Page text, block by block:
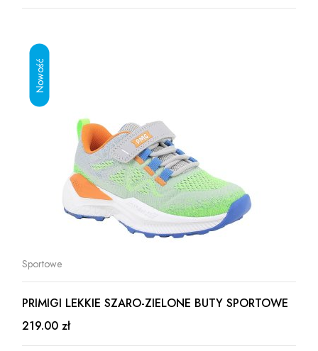
Sportowe
PRIMIGI LEKKIE SZARO-ZIELONE BUTY SPORTOWE
219.00 zł